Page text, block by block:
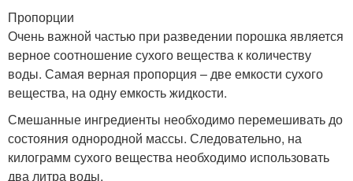
Пропорции
Очень важной частью при разведении порошка является
верное соотношение сухого вещества к количеству
воды. Самая верная пропорция – две емкости сухого
вещества, на одну емкость жидкости.
Смешанные ингредиенты необходимо перемешивать до
состояния однородной массы. Следовательно, на
килограмм сухого вещества необходимо использовать
два литра воды.